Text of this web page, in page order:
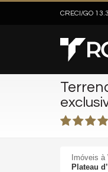
CRECI/GO
Imóveis à
Plateau